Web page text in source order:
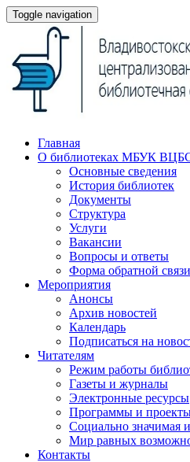
Toggle navigation
Главная
О библиотеках МБУК
Основные сведения
История библиотек
Документы
Структура
Услуги
Вакансии
Вопросы и ответы
Форма обратной связи
Мероприятия
Анонсы
Архив новостей
Календарь
Подписаться на
Читателям
Режим работы
Газеты и журналы
Электронные ресурсы
Программы и
Социально значимая
Мир равных
Контакты